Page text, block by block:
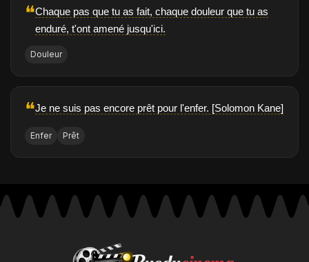
❝Chaque pas que tu as fait, chaque douleur que tu as
enduré, t'ont amené jusqu'ici.
Douleur
❝Je ne suis pas encore prêt pour l'enfer. [Solomon Kane]
Enfer Prêt